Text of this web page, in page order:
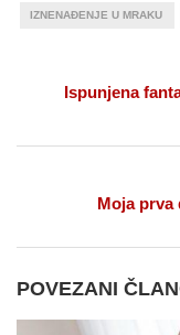
IZNENAĐENJE U MRAKU
Ispunjena
Moja prva
POVEZANI